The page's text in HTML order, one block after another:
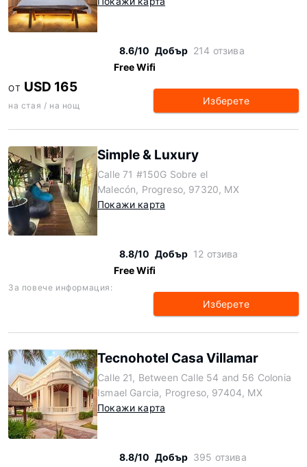
8.6/10 Добър 214 отзива
Free Wifi
ОТ USD 165
на стая / на нощ Изберете
Simple & Luxury
Calle 71 #150G Sobre el
Malecón, Progreso, 97320, MX
Покажи карта
8.8/10 Добър 12 отзива
Free Wifi
За повече информация:
Изберете
Tecnohotel Casa Villamar
Calle 21, Between Calle 54 and 56 Colonia
Ismael Garcia, Progreso, 97404, MX
Покажи карта
8.8/10 Добър 395 отзива